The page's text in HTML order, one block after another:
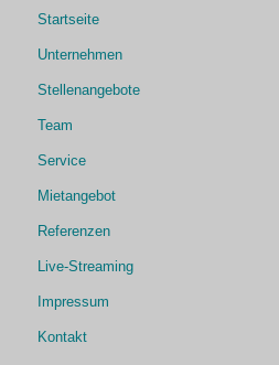
Startseite
Unternehmen
Stellenangebote
Team
Service
Mietangebot
Referenzen
Live-Streaming
Impressum
Kontakt